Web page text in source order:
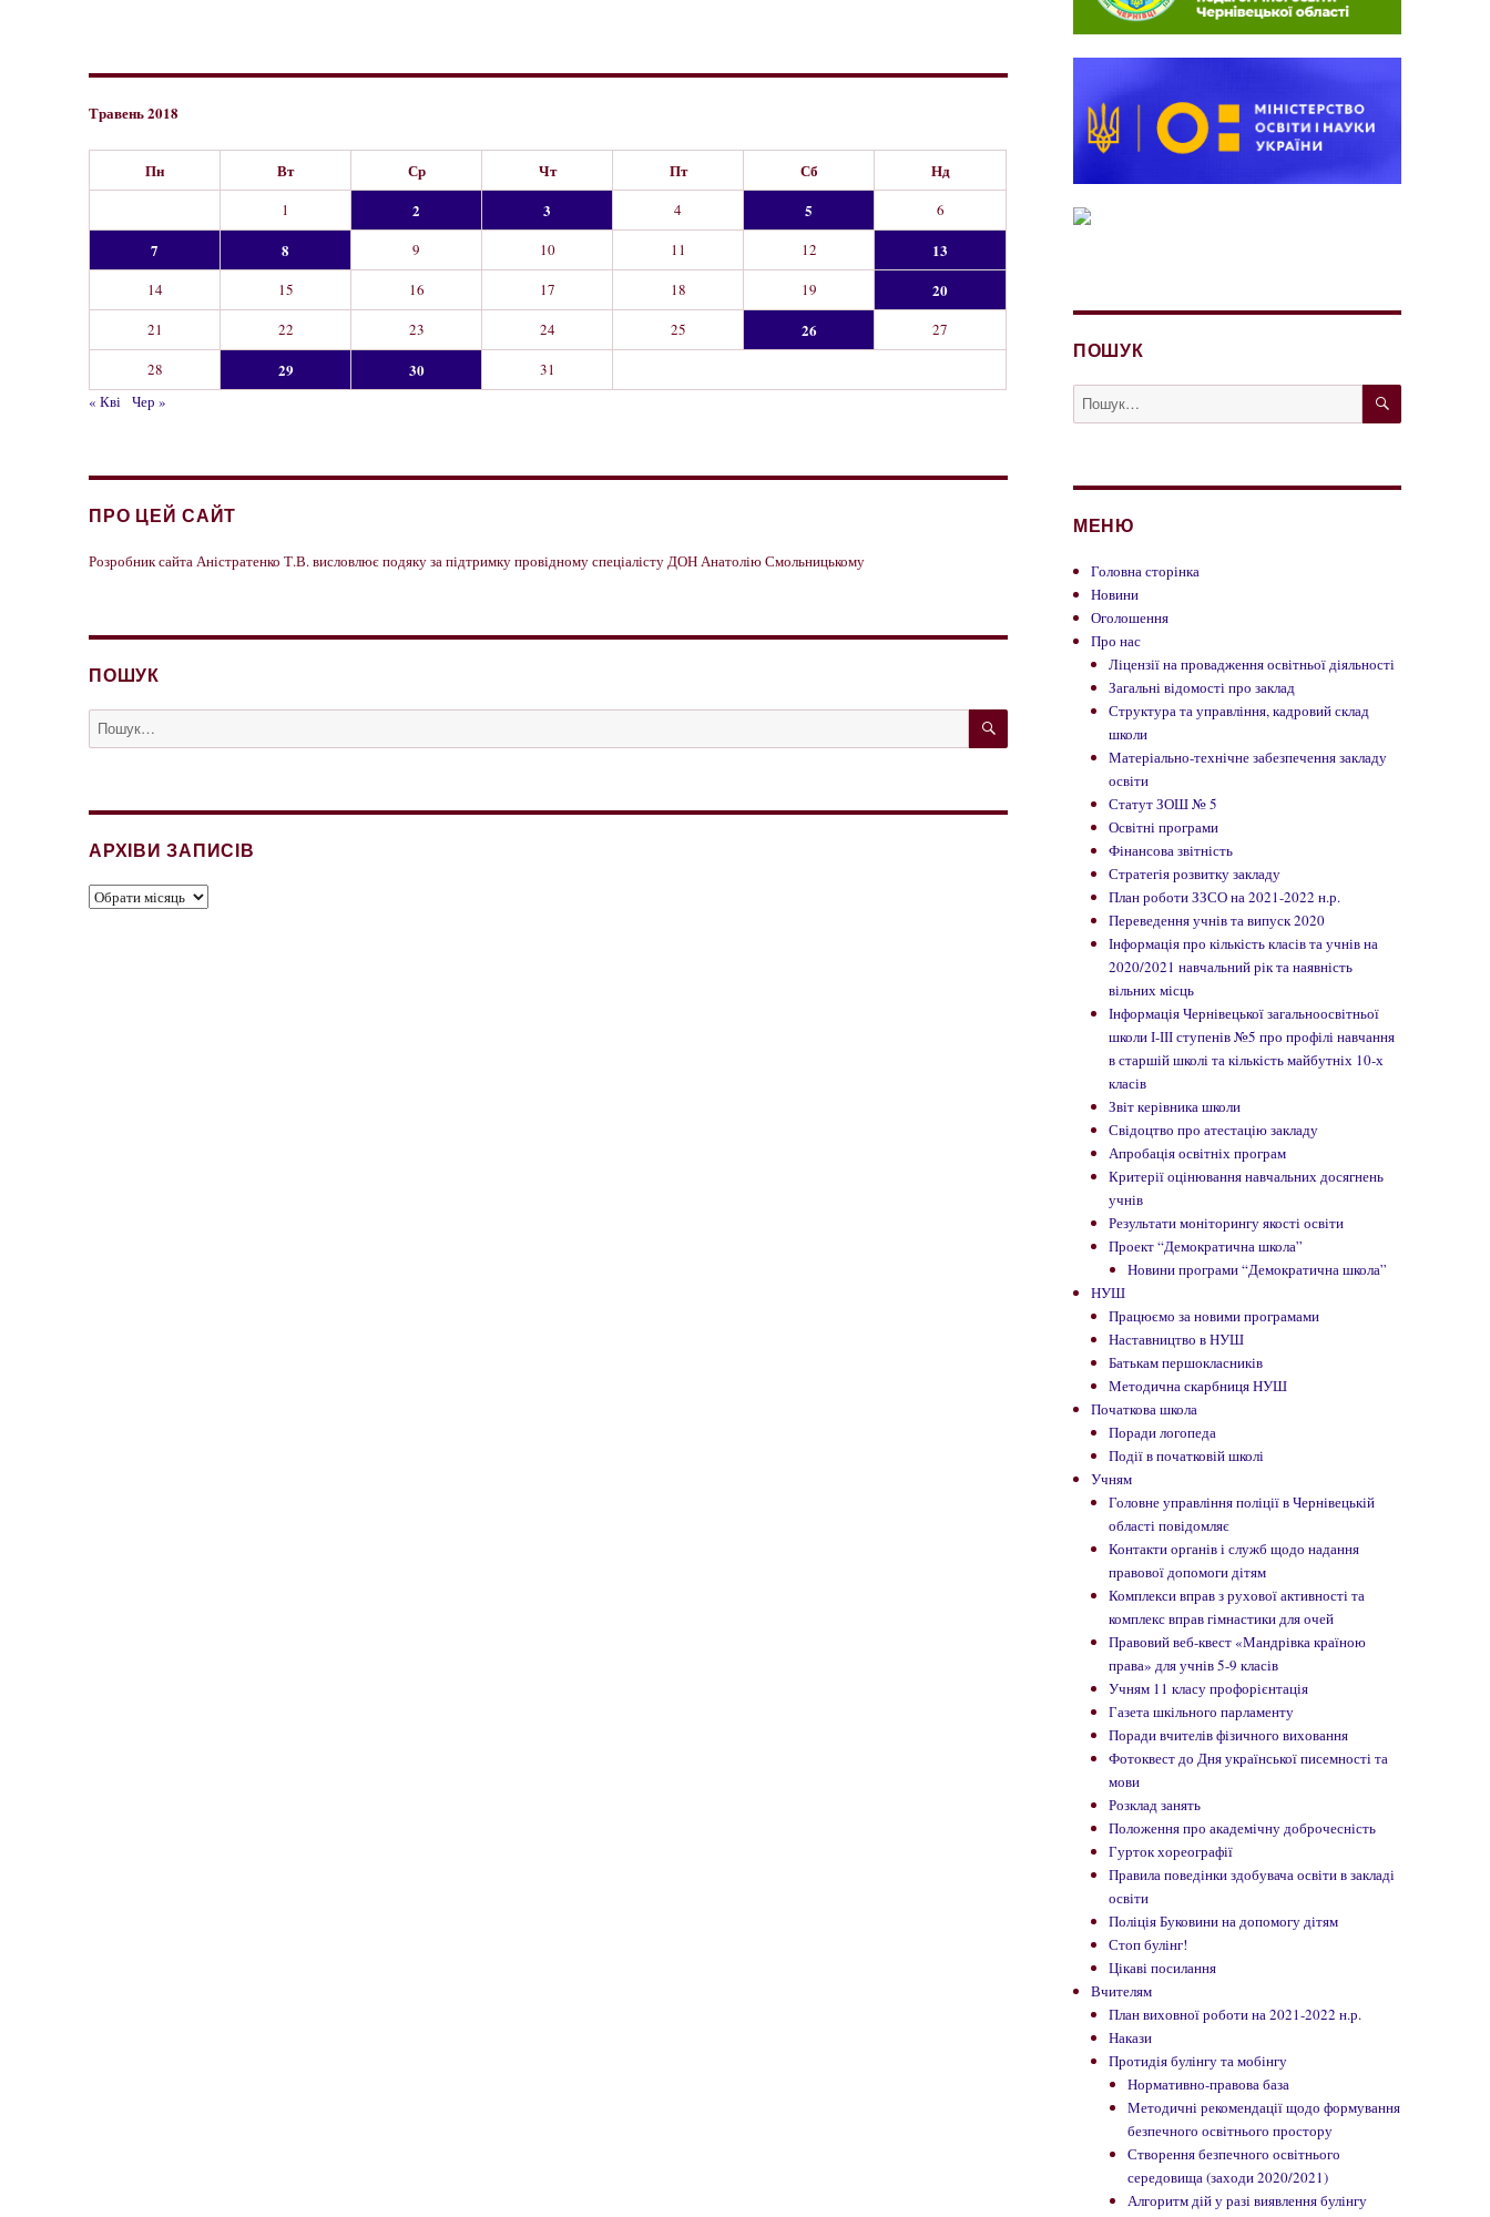
Травень 2018
Пн Вт Ср Чт Пт Сб Нд
1 2 3 4 5 6
7 8 9 10 11 12 13
14 15 16 17 18 19 20
21 22 23 24 25 26
27
28
29 30
31
« Кві Чер »
ПРО ЦЕЙ САЙТ
Розробник сайта Аністратенко Т.В. висловлює подяку за підтримку провідному спеціалісту ДОН Анатолію Смольницькому
ПОШУК
Пошук
за
ШУКАТИ
АРХІВИ ЗАПИСІВ
Архіви
ПОШУК
Пошук
ШУКАТИ
МЕНЮ
Головна сторінка
Новини
Оголошення
Про нас
Ліцензії на провадження освітньої діяльності
Загальні відомості про заклад
Структура та управління, кадровий склад
школи
Матеріально-технічне забезпечення закладу
освіти
Статут ЗОШ № 5
Освітні програми
Фінансова звітність
Стратегія розвитку закладу
План роботи ЗЗСО на 2021-2022 н.р.
Переведення учнів та випуск 2020
Інформація про кількість класів та учнів на
2020/2021 навчальний рік та наявність
вільних місць
Інформація Чернівецької загальноосвітньої
школи І-ІІІ ступенів №5 про профілі навчання
в старшій школі та кількість майбутніх 10-х
класів
Звіт керівника школи
Свідоцтво про атестацію закладу
Апробація освітніх програм
Критерії оцінювання навчальних досягнень
учнів
Результати моніторингу якості освіти
Проект “Демократична школа”
Новини програми “Демократична школа”
НУШ
Працюємо за новими програмами
Наставництво в НУШ
Батькам першокласників
Методична скарбниця НУШ
Початкова школа
Поради логопеда
Події в початковій школі
Учням
Головне управління поліції в Чернівецькій
області повідомляє
Контакти органів і служб щодо надання
правової допомоги дітям
Комплекси вправ з рухової активності та
комплекс вправ гімнастики для очей
Правовий веб-квест «Мандрівка країною
права» для учнів 5-9 класів
Учням 11 класу профорієнтація
Газета шкільного парламенту
Поради вчителів фізичного виховання
Фотоквест до Дня української писемності та
мови
Розклад занять
Положення про академічну доброчесність
Гурток хореографії
Правила поведінки здобувача освіти в закладі
освіти
Поліція Буковини на допомогу дітям
Стоп булінг!
Цікаві посилання
Вчителям
План виховної роботи на 2021-2022 н.р.
Накази
Протидія булінгу та мобінгу
Нормативно-правова база
Методичні рекомендації щодо формування
безпечного освітнього простору
Створення безпечного освітнього
середовища (заходи 2020/2021)
Алгоритм дій у разі виявлення булінгу